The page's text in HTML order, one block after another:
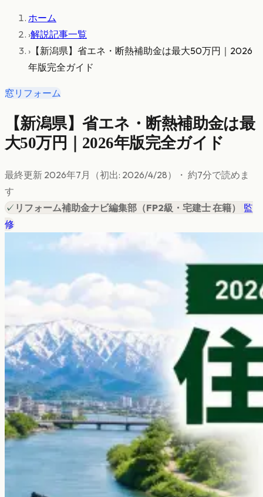
ホーム
›解説記事一覧
› 【新潟県】省エネ・断熱補助金は最大50万円｜2026
年版完全ガイド
窓リフォーム
【新潟県】省エネ・断熱補助金は最
大50万円｜2026年版完全ガイド
最終更新 2026年7月 （初出: 2026/4/28） ・ 約7分で読めま
す
✓ リフォーム補助金ナビ編集部 （FP2級・宅建士 在籍）
監
修